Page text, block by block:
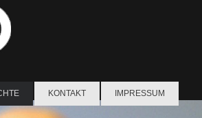
KONTAKT IMPRESSUM